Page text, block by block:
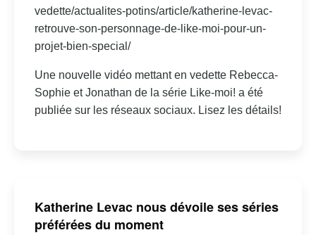
vedette/actualites-potins/article/katherine-levac-
retrouve-son-personnage-de-like-moi-pour-un-
projet-bien-special/
Une nouvelle vidéo mettant en vedette Rebecca-
Sophie et Jonathan de la série Like-moi! a été
publiée sur les réseaux sociaux. Lisez les détails!
Katherine Levac nous dévoile ses séries
préférées du moment